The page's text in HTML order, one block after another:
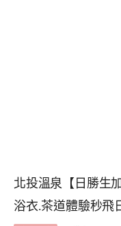
北投溫泉【日勝生
浴衣.茶道體驗秒飛